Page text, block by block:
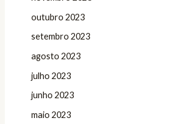
outubro 2023
setembro 2023
agosto 2023
julho 2023
junho 2023
maio 2023